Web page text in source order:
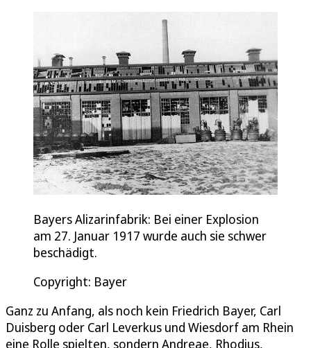
Bayers Alizarinfabrik: Bei einer Explosion
am 27. Januar 1917 wurde auch sie schwer
beschädigt.
Copyright: Bayer
Ganz zu Anfang, als noch kein Friedrich Bayer, Carl
Duisberg oder Carl Leverkus und Wiesdorf am Rhein
eine Rolle spielten, sondern Andreae, Rhodius,